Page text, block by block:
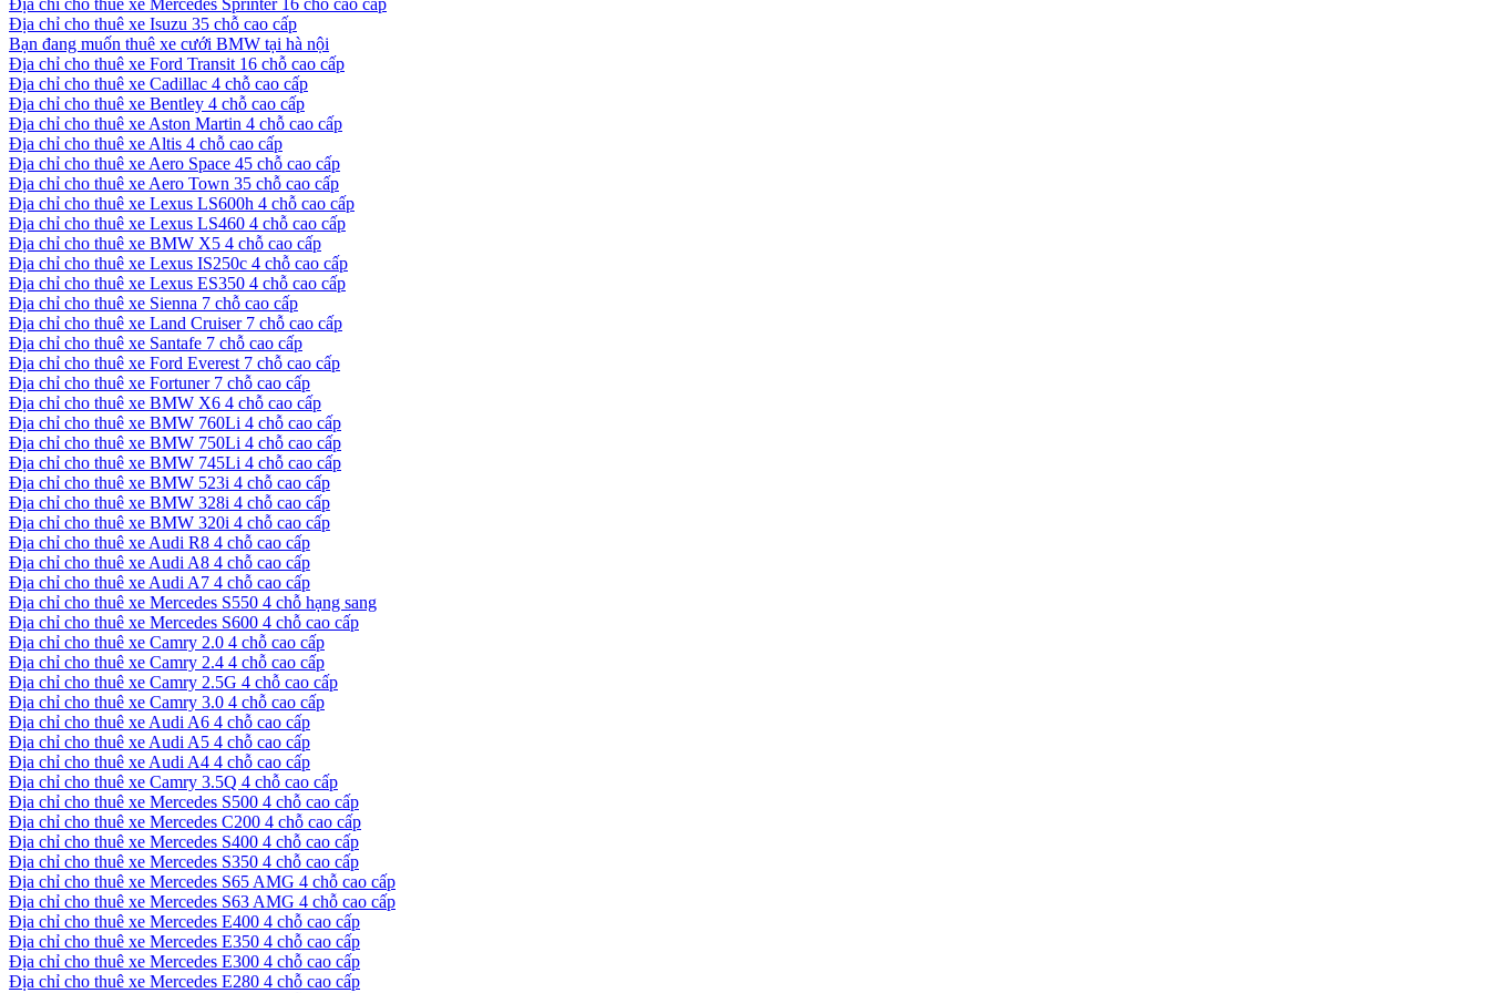
Địa chỉ cho thuê xe Mercedes Sprinter 16 chỗ cao cấp
Địa chỉ cho thuê xe Isuzu 35 chỗ cao cấp
Bạn đang muốn thuê xe cưới BMW tại hà nội
Địa chỉ cho thuê xe Ford Transit 16 chỗ cao cấp
Địa chỉ cho thuê xe Cadillac 4 chỗ cao cấp
Địa chỉ cho thuê xe Bentley 4 chỗ cao cấp
Địa chỉ cho thuê xe Aston Martin 4 chỗ cao cấp
Địa chỉ cho thuê xe Altis 4 chỗ cao cấp
Địa chỉ cho thuê xe Aero Space 45 chỗ cao cấp
Địa chỉ cho thuê xe Aero Town 35 chỗ cao cấp
Địa chỉ cho thuê xe Lexus LS600h 4 chỗ cao cấp
Địa chỉ cho thuê xe Lexus LS460 4 chỗ cao cấp
Địa chỉ cho thuê xe BMW X5 4 chỗ cao cấp
Địa chỉ cho thuê xe Lexus IS250c 4 chỗ cao cấp
Địa chỉ cho thuê xe Lexus ES350 4 chỗ cao cấp
Địa chỉ cho thuê xe Sienna 7 chỗ cao cấp
Địa chỉ cho thuê xe Land Cruiser 7 chỗ cao cấp
Địa chỉ cho thuê xe Santafe 7 chỗ cao cấp
Địa chỉ cho thuê xe Ford Everest 7 chỗ cao cấp
Địa chỉ cho thuê xe Fortuner 7 chỗ cao cấp
Địa chỉ cho thuê xe BMW X6 4 chỗ cao cấp
Địa chỉ cho thuê xe BMW 760Li 4 chỗ cao cấp
Địa chỉ cho thuê xe BMW 750Li 4 chỗ cao cấp
Địa chỉ cho thuê xe BMW 745Li 4 chỗ cao cấp
Địa chỉ cho thuê xe BMW 523i 4 chỗ cao cấp
Địa chỉ cho thuê xe BMW 328i 4 chỗ cao cấp
Địa chỉ cho thuê xe BMW 320i 4 chỗ cao cấp
Địa chỉ cho thuê xe Audi R8 4 chỗ cao cấp
Địa chỉ cho thuê xe Audi A8 4 chỗ cao cấp
Địa chỉ cho thuê xe Audi A7 4 chỗ cao cấp
Địa chỉ cho thuê xe Mercedes S550 4 chỗ hạng sang
Địa chỉ cho thuê xe Mercedes S600 4 chỗ cao cấp
Địa chỉ cho thuê xe Camry 2.0 4 chỗ cao cấp
Địa chỉ cho thuê xe Camry 2.4 4 chỗ cao cấp
Địa chỉ cho thuê xe Camry 2.5G 4 chỗ cao cấp
Địa chỉ cho thuê xe Camry 3.0 4 chỗ cao cấp
Địa chỉ cho thuê xe Audi A6 4 chỗ cao cấp
Địa chỉ cho thuê xe Audi A5 4 chỗ cao cấp
Địa chỉ cho thuê xe Audi A4 4 chỗ cao cấp
Địa chỉ cho thuê xe Camry 3.5Q 4 chỗ cao cấp
Địa chỉ cho thuê xe Mercedes S500 4 chỗ cao cấp
Địa chỉ cho thuê xe Mercedes C200 4 chỗ cao cấp
Địa chỉ cho thuê xe Mercedes S400 4 chỗ cao cấp
Địa chỉ cho thuê xe Mercedes S350 4 chỗ cao cấp
Địa chỉ cho thuê xe Mercedes S65 AMG 4 chỗ cao cấp
Địa chỉ cho thuê xe Mercedes S63 AMG 4 chỗ cao cấp
Địa chỉ cho thuê xe Mercedes E400 4 chỗ cao cấp
Địa chỉ cho thuê xe Mercedes E350 4 chỗ cao cấp
Địa chỉ cho thuê xe Mercedes E300 4 chỗ cao cấp
Địa chỉ cho thuê xe Mercedes E280 4 chỗ cao cấp